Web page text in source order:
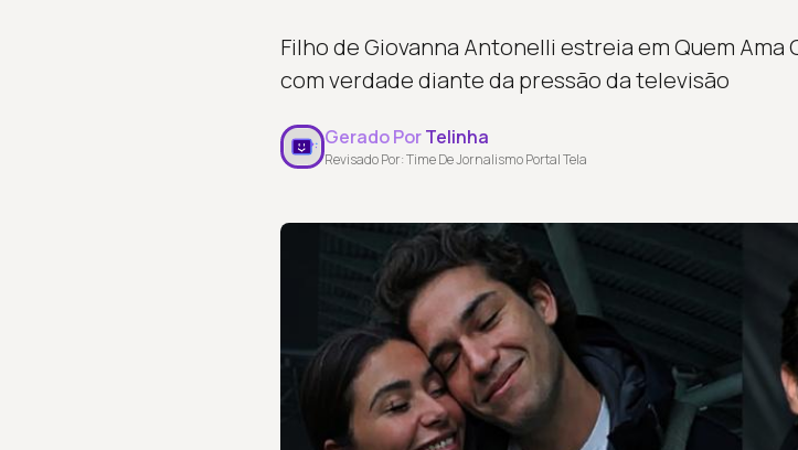
Filho de Giovanna Antonelli estreia em Quem
com verdade diante da pressão da televisão
Gerado PorTelinha
Revisado Por: Time De Jornalismo Portal Tela